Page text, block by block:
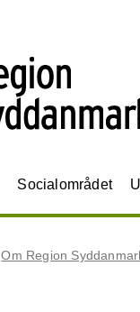
Socialområdet
Om Region